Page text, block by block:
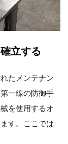
立する
たメンテナン
一線の防御手
を使用するオ
す。ここでは